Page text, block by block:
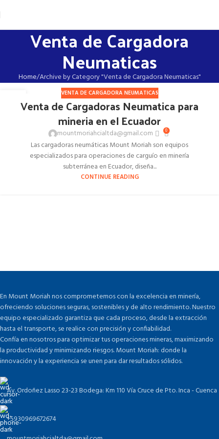
Venta de Cargadora
Neumaticas
Home Archive by Category "Venta de Cargadora Neumaticas"
VENTA DE CARGADORA NEUMATICAS
Venta de Cargadoras Neumatica para
mineria en el Ecuador
mountmoriahcialtda@gmail.com 0
Las cargadoras neumáticas Mount Moriah son equipos
especializados para operaciones de carguío en minería
subterránea en Ecuador, diseña...
CONTINUE READING
En Mount Moriah nos comprometemos con la excelencia en minería,
ofreciendo soluciones seguras, sostenibles y de alto rendimiento. Nuestro
equipo especializado garantiza que cada proceso, desde la extracción
hasta el transporte, se realice con precisión y confiabilidad.
Confía en nosotros para optimizar tus operaciones mineras, maximizando
la productividad y minimizando riesgos. Mount Moriah: donde la
innovación y la experiencia se unen para dar resultados sólidos.
Av. Ordoñez Lasso 23-23 Bodega: Km 110 Vía Cruce de Pto. Inca - Cuenca
+5930969672674